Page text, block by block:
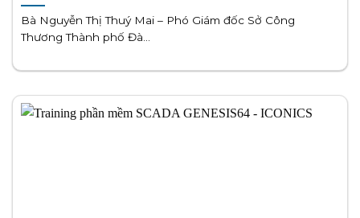
Bà Nguyễn Thị Thuý Mai – Phó Giám đốc Sở Công
Thương Thành phố Đà...